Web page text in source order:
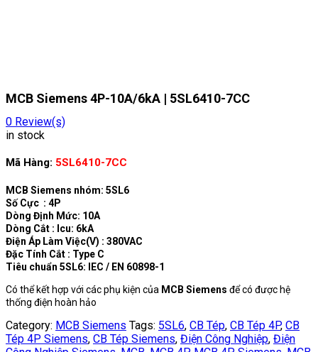
MCB Siemens 4P-10A/6kA | 5SL6410-7CC
0 Review(s)
in stock
Mã Hàng: 5SL6410-7CC
MCB Siemens nhóm: 5SL6
Số Cực : 4P
Dòng Định Mức: 10A
Dòng Cắt : Icu: 6kA
Điện Áp Làm Việc(V) : 380VAC
Đặc Tính Cắt : Type C
Tiêu chuẩn 5SL6: IEC / EN 60898-1
Có thể kết hợp với các phụ kiện của MCB Siemens để có được hệ
thống điện hoàn hảo
Category: MCB Siemens Tags: 5SL6, CB Tép, CB Tép 4P, CB
Tép 4P Siemens, CB Tép Siemens, Điện Công Nghiệp, Điện